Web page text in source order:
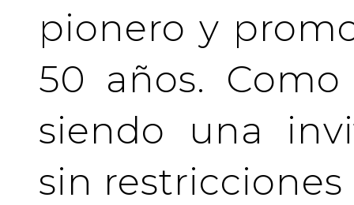
pionero y
50 años.
siendo una
sin